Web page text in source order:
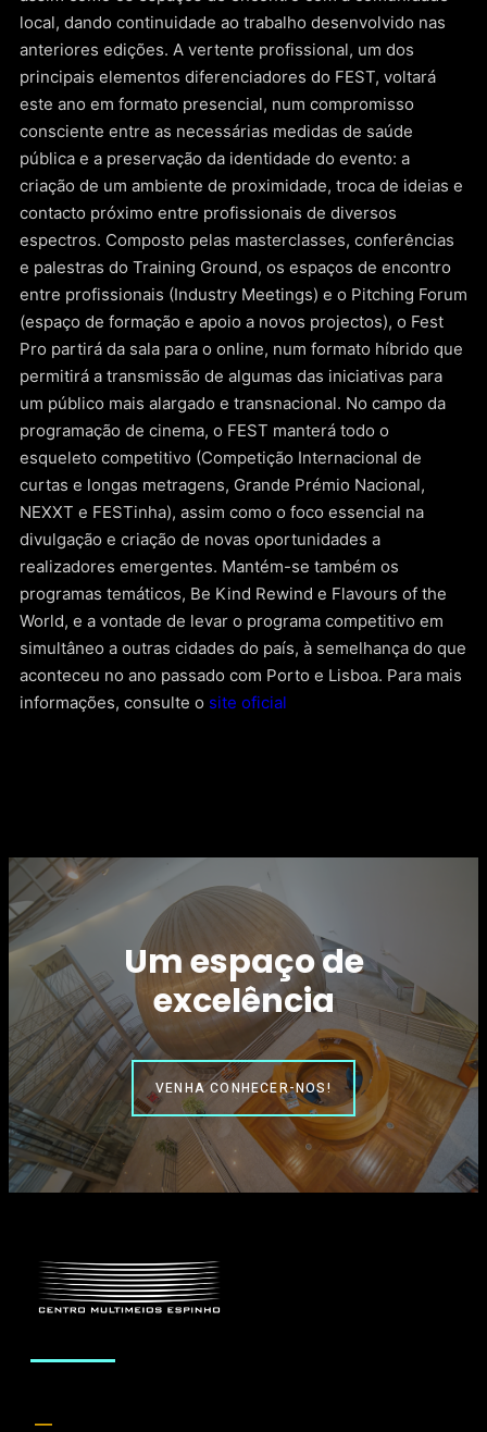
local, dando continuidade ao trabalho desenvolvido nas
anteriores edições. A vertente profissional, um dos
principais elementos diferenciadores do FEST, voltará
este ano em formato presencial, num compromisso
consciente entre as necessárias medidas de saúde
pública e a preservação da identidade do evento: a
criação de um ambiente de proximidade, troca de ideias e
contacto próximo entre profissionais de diversos
espectros. Composto pelas masterclasses, conferências
e palestras do Training Ground, os espaços de encontro
entre profissionais (Industry Meetings) e o Pitching Forum
(espaço de formação e apoio a novos projectos), o Fest
Pro partirá da sala para o online, num formato híbrido que
permitirá a transmissão de algumas das iniciativas para
um público mais alargado e transnacional. No campo da
programação de cinema, o FEST manterá todo o
esqueleto competitivo (Competição Internacional de
curtas e longas metragens, Grande Prémio Nacional,
NEXXT e FESTinha), assim como o foco essencial na
divulgação e criação de novas oportunidades a
realizadores emergentes. Mantém-se também os
programas temáticos, Be Kind Rewind e Flavours of the
World, e a vontade de levar o programa competitivo em
simultâneo a outras cidades do país, à semelhança do que
aconteceu no ano passado com Porto e Lisboa. Para mais
informações, consulte o site oficial
Um espaço de
excelência
VENHA CONHECER-NOS!